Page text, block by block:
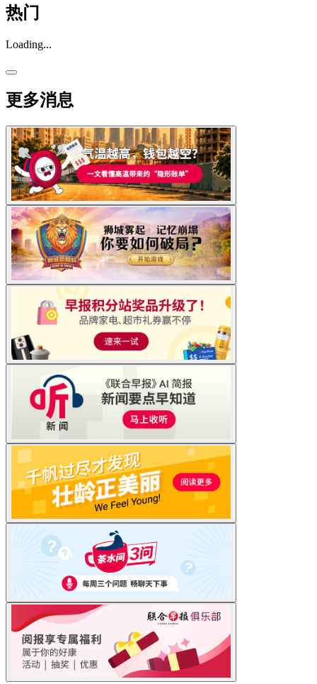
热门
Loading...
更多消息